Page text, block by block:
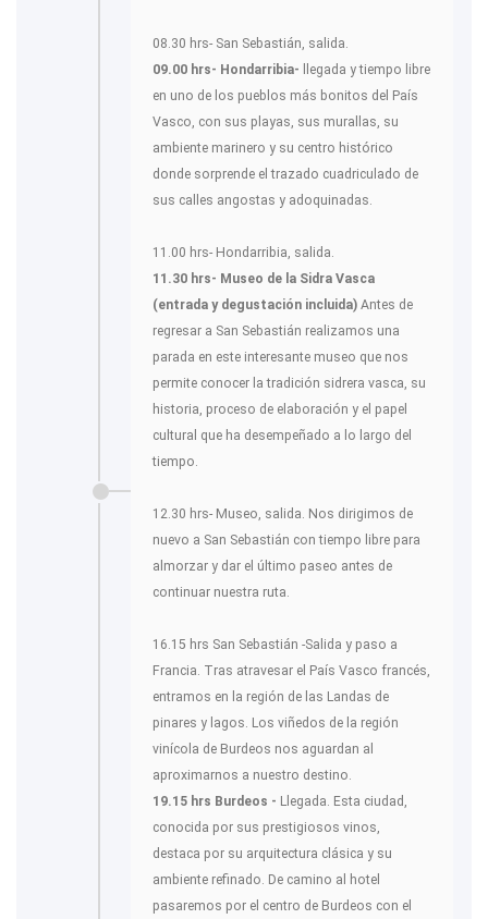
08.30 hrs- San Sebastián, salida.
09.00 hrs- Hondarribia- llegada y tiempo libre
en uno de los pueblos más bonitos del País
Vasco, con sus playas, sus murallas, su
ambiente marinero y su centro histórico
donde sorprende el trazado cuadriculado de
sus calles angostas y adoquinadas.
11.00 hrs- Hondarribia, salida.
11.30 hrs- Museo de la Sidra Vasca
(entrada y degustación incluida) Antes de
regresar a San Sebastián realizamos una
parada en este interesante museo que nos
permite conocer la tradición sidrera vasca, su
historia, proceso de elaboración y el papel
cultural que ha desempeñado a lo largo del
tiempo.
12.30 hrs- Museo, salida. Nos dirigimos de
nuevo a San Sebastián con tiempo libre para
almorzar y dar el último paseo antes de
continuar nuestra ruta.
16.15 hrs San Sebastián -Salida y paso a
Francia. Tras atravesar el País Vasco francés,
entramos en la región de las Landas de
pinares y lagos. Los viñedos de la región
vinícola de Burdeos nos aguardan al
aproximarnos a nuestro destino.
19.15 hrs Burdeos - Llegada. Esta ciudad,
conocida por sus prestigiosos vinos,
destaca por su arquitectura clásica y su
ambiente refinado. De camino al hotel
pasaremos por el centro de Burdeos con el